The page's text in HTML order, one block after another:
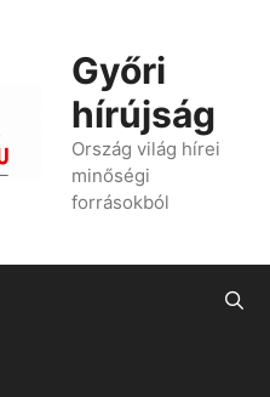
Győri
hírújság
Ország világ hírei
minőségi
forrásokból